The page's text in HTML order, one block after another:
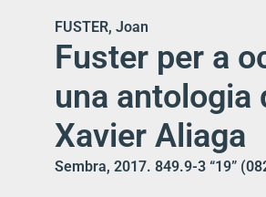
FUSTER, Joan
Fuster per a
una antologia
Xavier Aliaga
Sembra, 2017. 849.9-3 “19”